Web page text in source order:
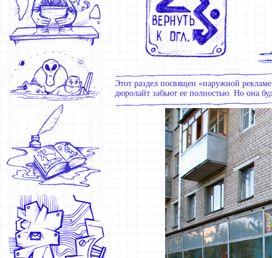
Этот раздел посвящен «наружной
дюролайт забьют ее полностью. Но она